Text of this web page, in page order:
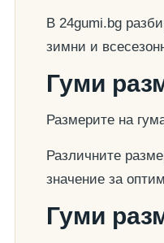
В 24gumi.bg
зимни и
Гуми
Размерите на
Различните
значение за
Гуми